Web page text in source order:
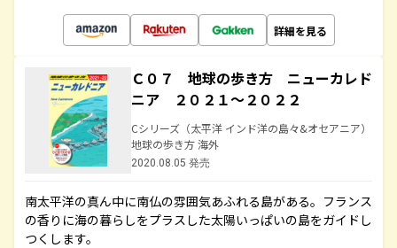
詳細を見る
Ｃ０７ 地球の歩き方 ニューカレド
ニア ２０２１～２０２２
Cシリーズ（太平洋 インド洋の島々&オセアニア）
地球の歩き方 海外
2020.08.05 発売
南太平洋の真ん中に南仏の雰囲気あふれる島がある。フランス
の香りに海の暮らしをプラスした太陽いっぱいの島をガイドし
つくします。